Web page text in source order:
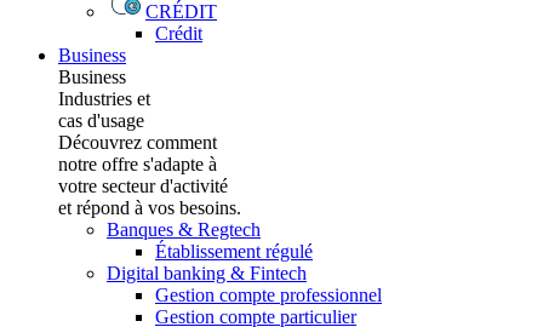
CRÉDIT
Crédit
Business
Business
Industries et
cas d'usage
Découvrez comment
notre offre s'adapte à
votre secteur d'activité
et répond à vos besoins.
Banques & Regtech
Établissement régulé
Digital banking & Fintech
Gestion compte professionnel
Gestion compte particulier